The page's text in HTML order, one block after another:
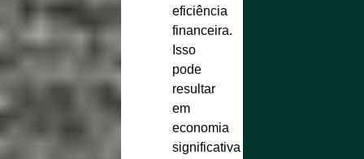
eficiência
financeira.
Isso
pode
resultar
em
economia
significativa